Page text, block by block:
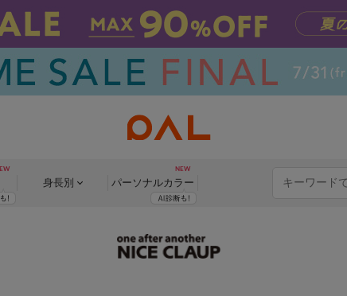
身長別 パーソナルカラー